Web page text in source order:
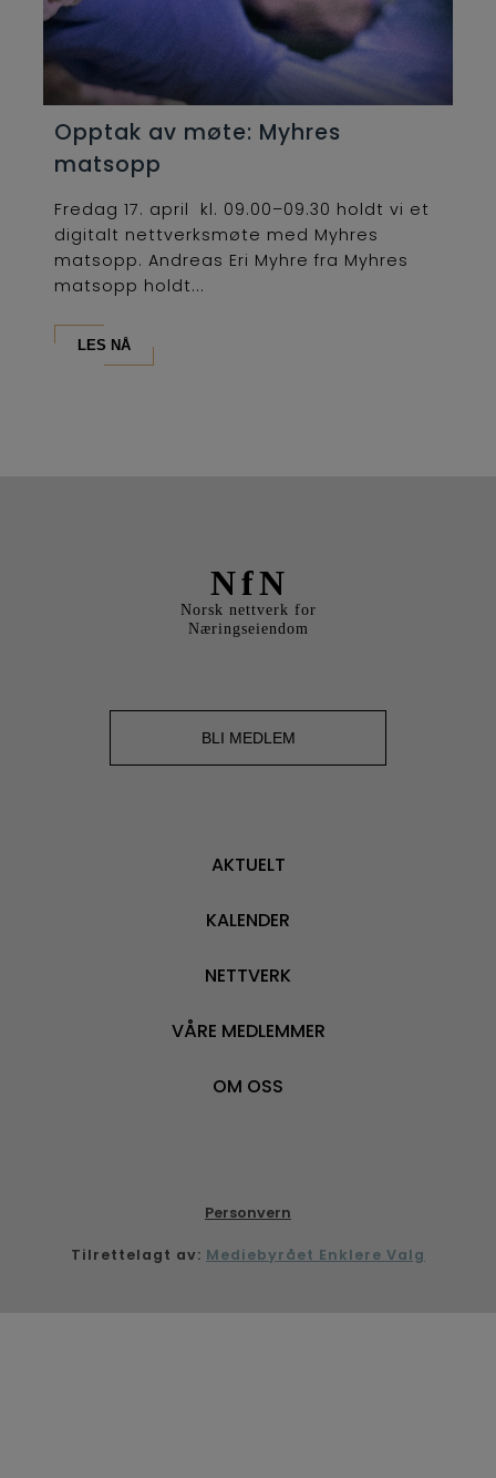
Opptak av møte: Myhres
matsopp
Fredag 17. april kl. 09.00–09.30 holdt vi et
digitalt nettverksmøte med Myhres
matsopp. Andreas Eri Myhre fra Myhres
matsopp holdt...
LES NÅ
NfN
Norsk nettverk for
Næringseiendom
BLI MEDLEM
AKTUELT
KALENDER
NETTVERK
VÅRE MEDLEMMER
OM OSS
Personvern
Tilrettelagt av: Mediebyrået Enklere Valg